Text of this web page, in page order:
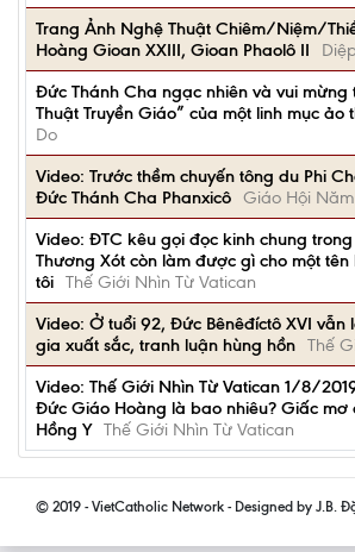
Trang Ảnh Nghệ Thuật Chiêm/Niệm/
Hoàng Gioan XXIII, Gioan Phaolô II
Đức Thánh Cha ngạc nhiên và vui mừng
Thuật Truyền Giáo” của một linh mục ảo
Do
Video: Trước thềm chuyến tông du Phi
Đức Thánh Cha Phanxicô Giáo Hội
Video: ĐTC kêu gọi đọc kinh chung
Thương Xót còn làm được gì cho một
tôi Thế Giới Nhìn Từ Vatican
Video: Ở tuổi 92, Đức Bênêđíctô XVI vẫn
gia xuất sắc, tranh luận hùng hồn Thế
Video: Thế Giới Nhìn Từ Vatican 1/8/
Đức Giáo Hoàng là bao nhiêu? Giấc mơ
Hồng Y Thế Giới Nhìn Từ Vatican
© 2019 - VietCatholic Network - Designed by J.B.